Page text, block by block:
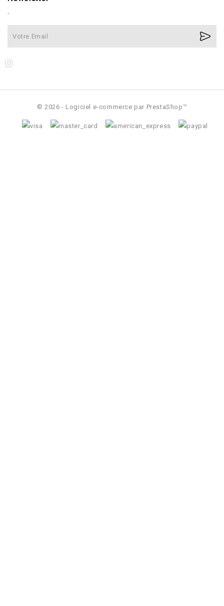
-
© 2026 - Logiciel e-commerce par PrestaShop™